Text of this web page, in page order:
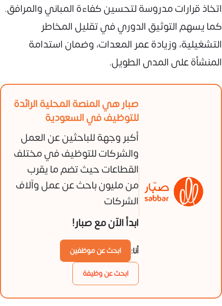
اتخاذ قرارات مدروسة لتحسين كفاءة المباني والمرافق.
كما يسهم التوثيق الدوري في تقليل المخاطر
التشغيلية، وزيادة عمر المعدات، وضمان استدامة
المنشأة على المدى الطويل.
صبار هي المنصة المحلية الرائدة
للتوظيف في السعودية
أكبر وجهة للباحثين عن العمل
والشركات للتوظيف في مختلف
القطاعات حيث تضم ما يقرب
من مليون باحث عن عمل وآلاف
الشركات
ابدأ الآن مع صبار!
أنا:
ابحث عن موظفين
ابحث عن وظيفة